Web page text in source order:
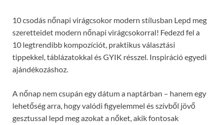
10 csodás nőnapi virágcsokor modern stílusban Lepd meg
szeretteidet modern nőnapi virágcsokorral! Fedezd fel a
10 legtrendibb kompozíciót, praktikus választási
tippekkel, táblázatokkal és GYIK résszel. Inspiráció egyedi
ajándékozáshoz.
A nőnap nem csupán egy dátum a naptárban – hanem egy
lehetőség arra, hogy valódi figyelemmel és szívből jövő
gesztussal lepd meg azokat a nőket, akik fontosak